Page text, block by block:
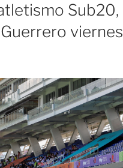
Sub20,
viernes